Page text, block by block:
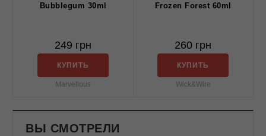
Bubblegum 30ml
249 грн
КУПИТЬ
Marvellous
Frozen Forest 60ml
260 грн
КУПИТЬ
Wick&Wire
ВЫ СМОТРЕЛИ